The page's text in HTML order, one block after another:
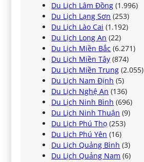
Du Lịch Lâm Đồng (1.996)
Du Lịch Lạng Sơn (253)
Du Lịch Lào Cai (1.192)
Du Lịch Long An (22)
Du Lịch Miền Bắc (6.271)
Du Lịch Miền Tây (874)
Du Lịch Miền Trung (2.055)
Du Lịch Nam Định (5)
Du Lịch Nghệ An (136)
Du Lịch Ninh Bình (696)
Du Lịch Ninh Thuận (9)
Du Lịch Phú Thọ (253)
Du Lịch Phú Yên (16)
Du Lịch Quảng Bình (3)
Du Lịch Quảng Nam (6)